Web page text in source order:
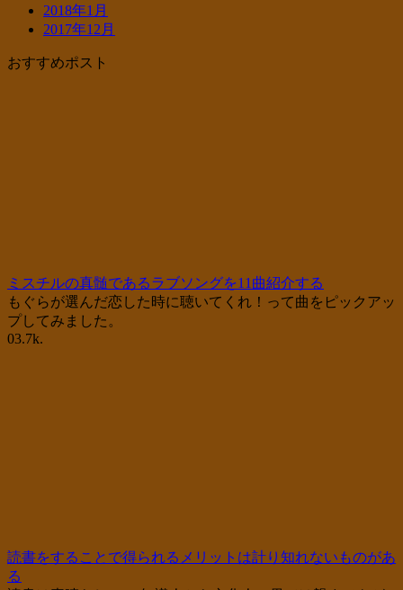
2018年1月
2017年12月
おすすめポスト
ミスチルの真髄であるラブソングを11曲紹介する
もぐらが選んだ恋した時に聴いてくれ！って曲をピックアッ
プしてみました。
03.7k.
読書をすることで得られるメリットは計り知れないものがあ
る